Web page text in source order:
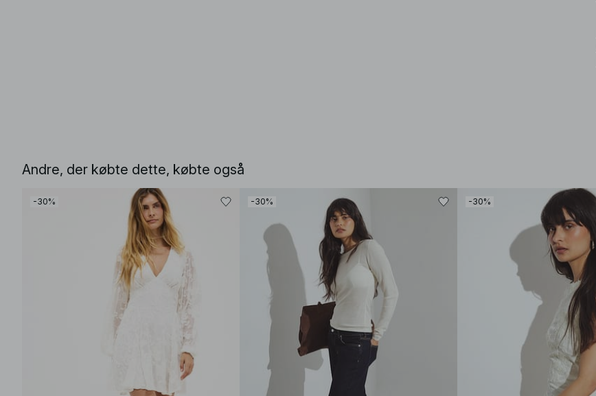
Andre, der købte dette, købte også
-30% -30% -30%